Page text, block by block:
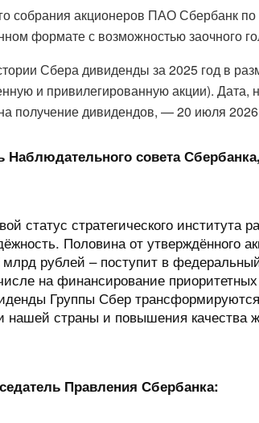
собрания акционеров ПАО Сбербанк по
формате с возможностью заочного
Сбера дивиденды за 2025 год в
и привилегированную акции). Дата,
получение дивидендов, — 20 июля 2026
Наблюдательного совета
статус стратегического института
Половина от утверждённого
рублей – поступит в
на финансирование приоритетных
Группы Сбер
нашей страны и повышения качества
Правления Сбербанка: